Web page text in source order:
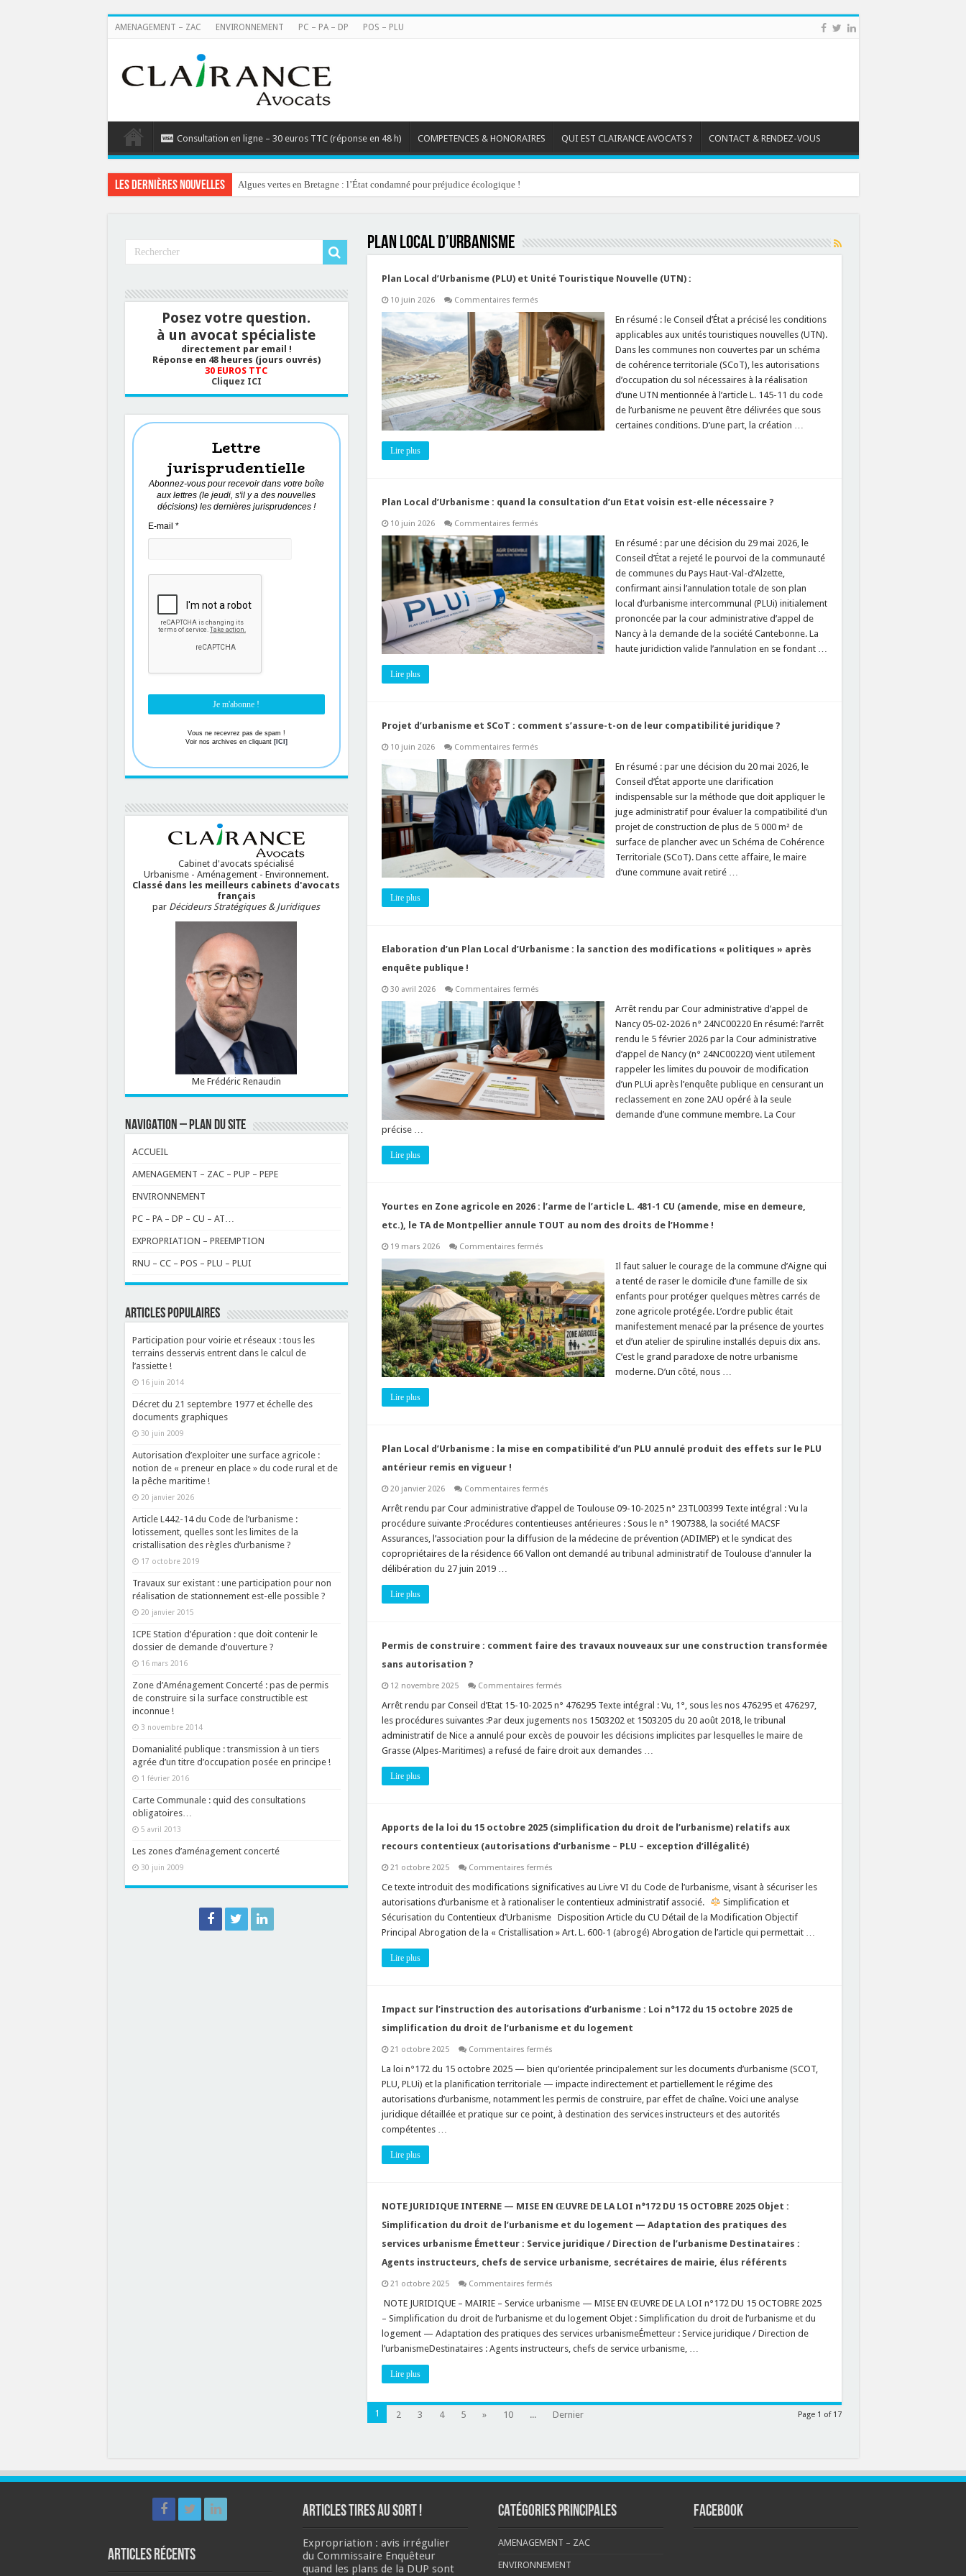
AMENAGEMENT – ZAC ENVIRONNEMENT PC – PA – DP POS – PLU
Consultation en ligne – 30 euros TTC (réponse en 48 h) COMPETENCES & HONORAIRES QUI EST CLAIRANCE AVOCATS ? CONTACT & RENDEZ-VOUS
Les dernières nouvelles Algues vertes en Bretagne : l’État condamné pour préjudice écologique !
Plan local d’urbanisme
Plan Local d’Urbanisme (PLU) et Unité Touristique Nouvelle (UTN) :
10 juin 2026 Commentaires ferméssur
Local
d’Urbanisme
(PLU)
Unité
Touristique
Nouvelle
(UTN)
:
En résumé : le Conseil d’État a précisé les conditions
applicables aux unités touristiques nouvelles (UTN).
Dans les communes non couvertes par un schéma
de cohérence territoriale (SCoT), les autorisations
d’occupation du sol nécessaires à la réalisation
d’une UTN mentionnée à l’article L. 145-11 du code
de l’urbanisme ne peuvent être délivrées que sous
certaines conditions. D’une part, la création …
Lire plus
Plan Local d’Urbanisme : quand la consultation d’un Etat voisin est-elle nécessaire ?
10 juin 2026 Commentaires ferméssur
Local
d’Urbanisme
:
quand
la
consultation
d’un
Etat
voisin
est-
elle
nécessaire
?
En résumé : par une décision du 29 mai 2026, le
Conseil d’État a rejeté le pourvoi de la communauté
de communes du Pays Haut-Val-d’Alzette,
confirmant ainsi l’annulation totale de son plan
local d’urbanisme intercommunal (PLUi) initialement
prononcée par la cour administrative d’appel de
Nancy à la demande de la société Cantebonne. La
haute juridiction valide l’annulation en se fondant …
Lire plus
Projet d’urbanisme et SCoT : comment s’assure-t-on de leur compatibilité juridique ?
10 juin 2026 Commentaires ferméssur
d’urbanisme
et
SCoT
:
comment
s’assure-
t-
on
de
leur
compatibilité
juridique
?
En résumé : par une décision du 20 mai 2026, le
Conseil d’État apporte une clarification
indispensable sur la méthode que doit appliquer le
juge administratif pour évaluer la compatibilité d’un
projet de construction de plus de 5 000 m² de
surface de plancher avec un Schéma de Cohérence
Territoriale (SCoT). Dans cette affaire, le maire
d’une commune avait retiré …
Lire plus
Elaboration d’un Plan Local d’Urbanisme : la sanction des modifications « politiques » après
enquête publique !
30 avril 2026 Commentaires ferméssur
d’un
d’Urbanisme
la
sanction
des
modifications
« politiques »
après
enquête
publique
Arrêt rendu par Cour administrative d’appel de
Nancy 05-02-2026 n° 24NC00220 En résumé: l’arrêt
rendu le 5 février 2026 par la Cour administrative
d’appel de Nancy (n° 24NC00220) vient utilement
rappeler les limites du pouvoir de modification
d’un PLUi après l’enquête publique en censurant un
reclassement en zone 2AU opéré à la seule
demande d’une commune membre. La Cour
précise …
Lire plus
Yourtes en Zone agricole en 2026 : l’arme de l’article L. 481-1 CU (amende, mise en demeure,
etc.), le TA de Montpellier annule TOUT au nom des droits de l’Homme !
19 mars 2026 Commentaires ferméssur
Zone
agricole
en
2026
:
l’arme
de
l’article
L.
481-
1
CU
de
au
des
droits
de
l’Homme
!
Il faut saluer le courage de la commune d’Aigne qui
a tenté de raser le domicile d’une famille de six
enfants pour protéger quelques mètres carrés de
zone agricole protégée. L’ordre public était
manifestement menacé par la présence de yourtes
et d’un atelier de spiruline installés depuis dix ans.
C’est le grand paradoxe de notre urbanisme
moderne. D’un côté, nous …
Lire plus
Plan Local d’Urbanisme : la mise en compatibilité d’un PLU annulé produit des effets sur le PLU
antérieur remis en vigueur !
20 janvier 2026 Commentaires ferméssur
Local
d’Urbanisme
:
la
mise
en
PLU
vigueur
Arrêt rendu par Cour administrative d’appel de Toulouse 09-10-2025 n° 23TL00399 Texte intégral : Vu la
procédure suivante :Procédures contentieuses antérieures : Sous le n° 1907388, la société MACSF
Assurances, l’association pour la diffusion de la médecine de prévention (ADIMEP) et le syndicat des
copropriétaires de la résidence 66 Vallon ont demandé au tribunal administratif de Toulouse d’annuler la
délibération du 27 juin 2019 …
Lire plus
Permis de construire : comment faire des travaux nouveaux sur une construction transformée
sans autorisation ?
12 novembre 2025 Commentaires ferméssur
de
:
comment
faire
des
autorisation
Arrêt rendu par Conseil d’Etat 15-10-2025 n° 476295 Texte intégral : Vu, 1°, sous les nos 476295 et 476297,
les procédures suivantes :Par deux jugements nos 1503202 et 1503205 du 20 août 2018, le tribunal
administratif de Nice a annulé pour excès de pouvoir les décisions implicites par lesquelles le maire de
Grasse (Alpes-Maritimes) a refusé de faire droit aux demandes …
Lire plus
Apports de la loi du 15 octobre 2025 (simplification du droit de l’urbanisme) relatifs aux
recours contentieux (autorisations d’urbanisme – PLU – exception d’illégalité)
21 octobre 2025 Commentaires ferméssur
de
loi
du
15
octobre
aux
contentieux
(autorisations
–
–
exception
d’illégalité)
Ce texte introduit des modifications significatives au Livre VI du Code de l’urbanisme, visant à sécuriser les
autorisations d’urbanisme et à rationaliser le contentieux administratif associé.
Simplification et
Sécurisation du Contentieux d’Urbanisme Disposition Article du CU Détail de la Modification Objectif
Principal Abrogation de la « Cristallisation » Art. L. 600-1 (abrogé) Abrogation de l’article qui permettait …
Lire plus
Impact sur l’instruction des autorisations d’urbanisme : Loi n°172 du 15 octobre 2025 de
simplification du droit de l’urbanisme et du logement
21 octobre 2025 Commentaires ferméssur
sur
l’instruction
des
autorisations
d’urbanisme
:
droit
l’urbanisme
du
La loi n°172 du 15 octobre 2025 — bien qu’orientée principalement sur les documents d’urbanisme (SCOT,
PLU, PLUi) et la planification territoriale — impacte indirectement et partiellement le régime des
autorisations d’urbanisme, notamment les permis de construire, par effet de chaîne. Voici une analyse
juridique détaillée et pratique sur ce point, à destination des services instructeurs et des autorités
compétentes …
Lire plus
NOTE JURIDIQUE INTERNE — MISE EN ŒUVRE DE LA LOI n°172 DU 15 OCTOBRE 2025 Objet :
Simplification du droit de l’urbanisme et du logement — Adaptation des pratiques des
services urbanisme Émetteur : Service juridique / Direction de l’urbanisme Destinataires :
Agents instructeurs, chefs de service urbanisme, secrétaires de mairie, élus référents
21 octobre 2025 Commentaires ferméssur
JURIDIQUE
—
MISE
EN
ŒUVRE
15
OCTOBRE
droit
de
du
logement
—
des
des
️ NOTE JURIDIQUE – MAIRIE – Service urbanisme — MISE EN ŒUVRE DE LA LOI n°172 DU 15 OCTOBRE 2025
– Simplification du droit de l’urbanisme et du logement Objet : Simplification du droit de l’urbanisme et du
logement — Adaptation des pratiques des services urbanismeÉmetteur : Service juridique / Direction de
l’urbanismeDestinataires : Agents instructeurs, chefs de service urbanisme, …
Lire plus
Page 1 of 17
1 2 3 4 5 » 10 ... Dernier
Posez votre question.
à un avocat spécialiste
directement par email !
Réponse en 48 heures (jours ouvrés)
30 EUROS TTC
Cliquez ICI
Lettre
jurisprudentielle
Abonnez-vous pour recevoir dans votre boîte
aux lettres (le jeudi, s'il y a des nouvelles
décisions) les dernières jurisprudences !
E-mail *
Vous ne recevrez pas de spam !
Voir nos archives en cliquant [ICI]
Cabinet d'avocats spécialisé
Urbanisme - Aménagement - Environnement.
Classé dans les meilleurs cabinets d'avocats
français
par Décideurs Stratégiques & Juridiques
Me Frédéric Renaudin
NAVIGATION – PLAN DU SITE
ACCUEIL
AMENAGEMENT – ZAC – PUP – PEPE
ENVIRONNEMENT
PC – PA – DP – CU – AT…
EXPROPRIATION – PREEMPTION
RNU – CC – POS – PLU – PLUI
ARTICLES POPULAIRES
Participation pour voirie et réseaux : tous les
terrains desservis entrent dans le calcul de
l’assiette !
16 juin 2014
Décret du 21 septembre 1977 et échelle des
documents graphiques
30 juin 2009
Autorisation d’exploiter une surface agricole :
notion de « preneur en place » du code rural et de
la pêche maritime !
20 janvier 2026
Article L442-14 du Code de l’urbanisme :
lotissement, quelles sont les limites de la
cristallisation des règles d’urbanisme ?
17 octobre 2019
Travaux sur existant : une participation pour non
réalisation de stationnement est-elle possible ?
20 janvier 2015
ICPE Station d’épuration : que doit contenir le
dossier de demande d’ouverture ?
16 mars 2016
Zone d’Aménagement Concerté : pas de permis
de construire si la surface constructible est
inconnue !
3 novembre 2014
Domanialité publique : transmission à un tiers
agrée d’un titre d’occupation posée en principe !
1 février 2016
Carte Communale : quid des consultations
obligatoires…
5 avril 2013
Les zones d’aménagement concerté
30 juin 2009
Articles récents
ARTICLES TIRES AU SORT !
Expropriation : avis irrégulier
du Commissaire Enquêteur
quand les plans de la DUP sont
CATÉGORIES PRINCIPALES
AMENAGEMENT – ZAC
ENVIRONNEMENT
FACEBOOK